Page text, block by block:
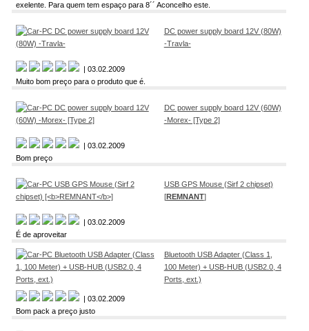
exelente. Para quem tem espaço para 8´´ Aconcelho este.
DC power supply board 12V (80W)
-Travla-
| 03.02.2009
Muito bom preço para o produto que é.
DC power supply board 12V (60W)
-Morex- [Type 2]
| 03.02.2009
Bom preço
USB GPS Mouse (Sirf 2 chipset)
[REMNANT]
| 03.02.2009
É de aproveitar
Bluetooth USB Adapter (Class 1,
100 Meter) + USB-HUB (USB2.0, 4
Ports, ext.)
| 03.02.2009
Bom pack a preço justo